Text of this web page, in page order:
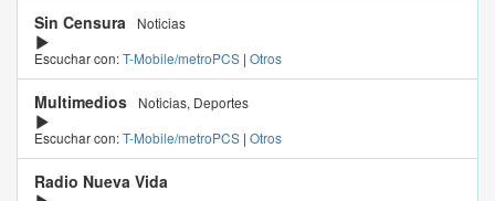
Sin Censura
Noticias
Escuchar con:T-Mobile/metroPCS | Otros
Multimedios
Noticias, Deportes
Escuchar con:T-Mobile/metroPCS | Otros
Radio Nueva Vida